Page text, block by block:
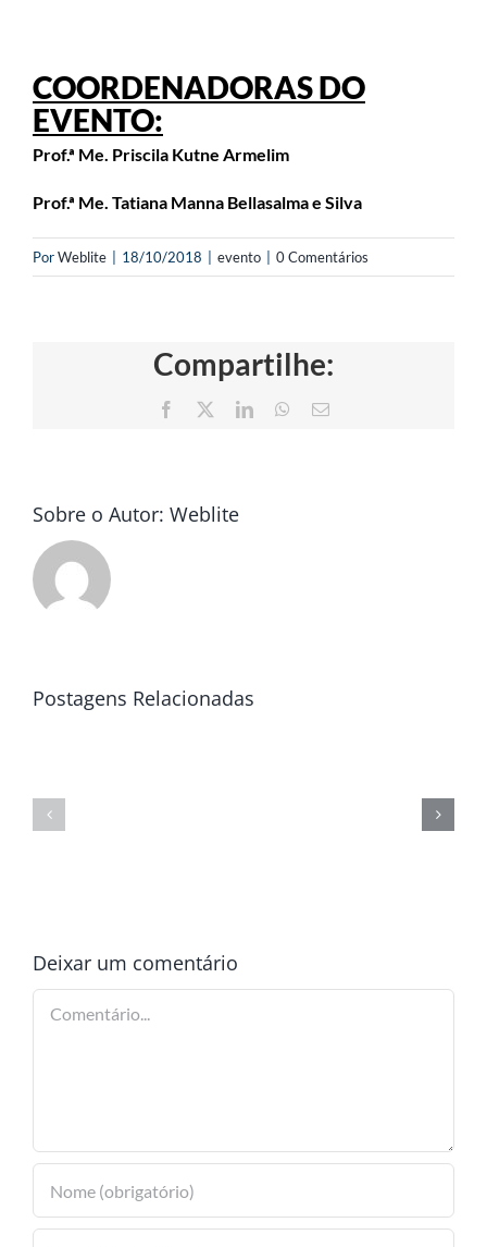
COORDENADORAS DO
EVENTO:
Prof.ª Me. Priscila Kutne Armelim
Prof.ª Me. Tatiana Manna Bellasalma e Silva
PorWeblite 18/10/2018 evento 0 Comentários
Compartilhe:
Facebook LinkedInWhatsApp
E-
Sobre o Autor: Weblite
Postagens Relacionadas
Deixar um comentário